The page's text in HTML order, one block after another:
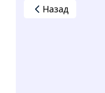
Назад